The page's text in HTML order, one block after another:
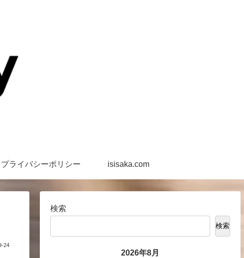
プライバシーポリシー isisaka.com
24
検索
検索
2026年8月